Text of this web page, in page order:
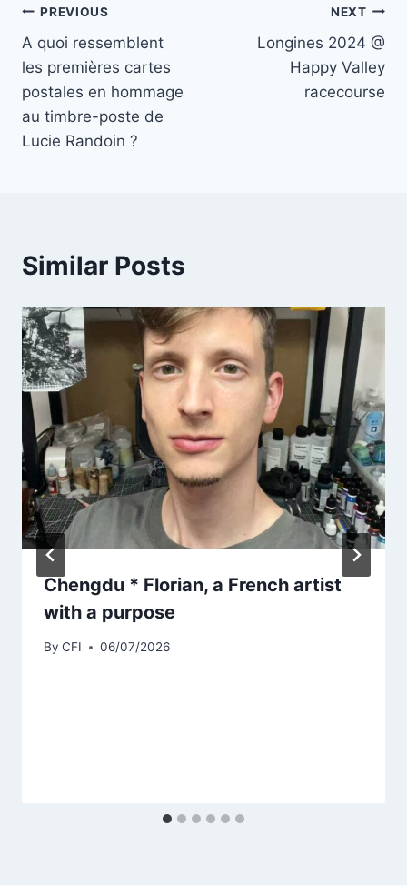
Post
navigation
PREVIOUS
A quoi ressemblent
les premières cartes
postales en hommage
au timbre-poste de
Lucie Randoin ?
NEXT
Longines 2024 @
Happy Valley
racecourse
Similar Posts
Chengdu * Florian, a French artist
with a purpose
By CFI 06/07/2026